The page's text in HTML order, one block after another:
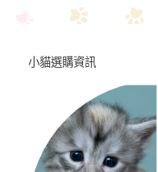
小貓選購資訊